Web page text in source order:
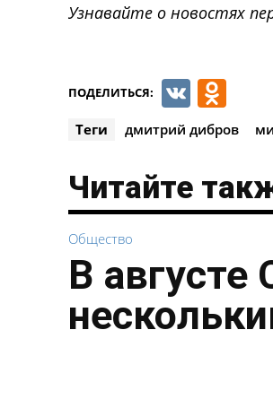
Узнавайте о новостях
ПОДЕЛИТЬСЯ: VK
Теги дмитрий дибров
Читайте
Общество
В августе